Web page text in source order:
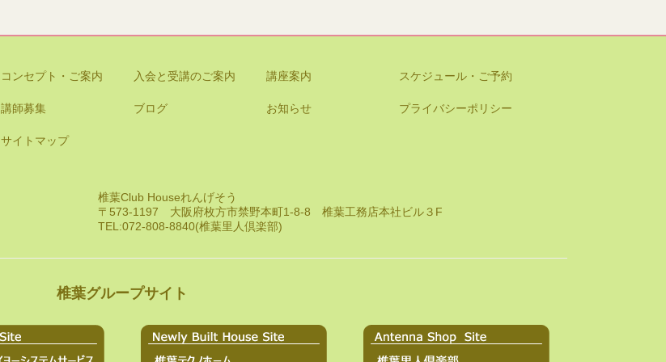
コンセプト・ご案内 入会と受講のご案内 講座案内 スケジュール・ご予約
講師募集 ブログ お知らせ プライバシーポリシー
サイトマップ
椎葉Club Houseれんげそう
〒573-1197 大阪府枚方市禁野本町1-8-8 椎葉工務店本社ビル３F
TEL:072-808-8840(椎葉里人倶楽部)
椎葉グループサイト